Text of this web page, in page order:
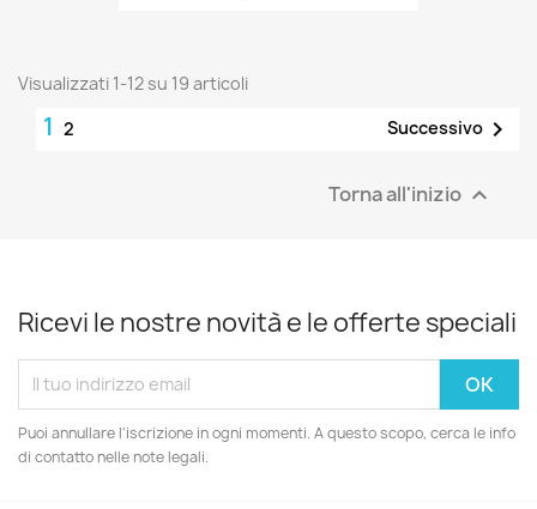
Visualizzati 1-12 su 19 articoli
1 2 Successivo 
Torna all'inizio 
Ricevi le nostre novità e le offerte speciali
Puoi annullare l'iscrizione in ogni momenti. A questo scopo, cerca le info
di contatto nelle note legali.